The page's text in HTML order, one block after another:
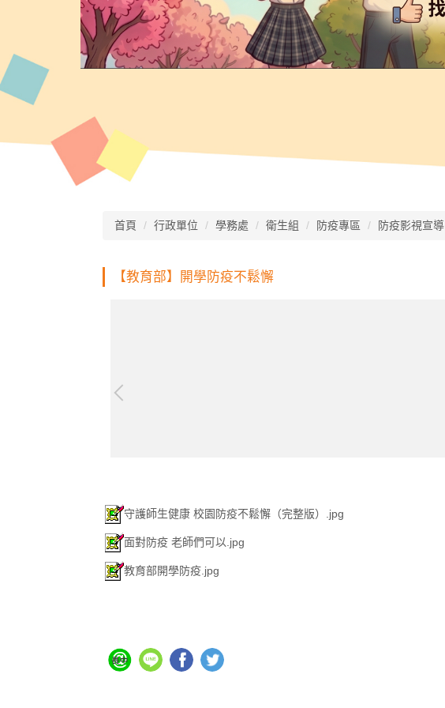
首頁 行政單位 學務處 衛生組 防疫專區 防疫影視宣導
【教育部】開學防疫不鬆懈
守護師生健康 校園防疫不鬆懈（完整版）.jpg
面對防疫 老師們可以.jpg
教育部開學防疫.jpg